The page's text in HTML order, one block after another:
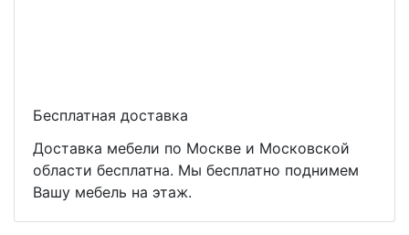
Бесплатная доставка
Доставка мебели по Москве и Московской
области бесплатна. Мы бесплатно поднимем
Вашу мебель на этаж.